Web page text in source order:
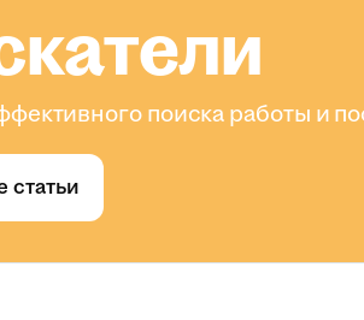
поиска работы и
статьи